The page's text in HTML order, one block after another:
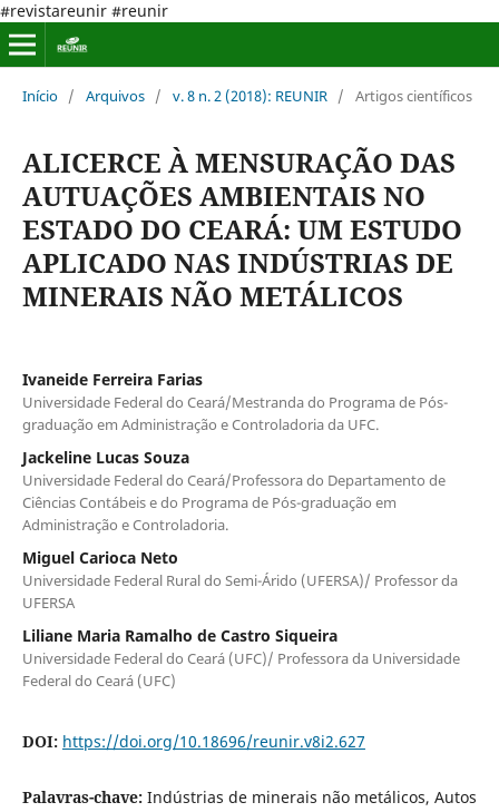
#revistareunir #reunir
Início / Arquivos / v. 8 n. 2 (2018): REUNIR / Artigos científicos
ALICERCE À MENSURAÇÃO DAS
AUTUAÇÕES AMBIENTAIS NO
ESTADO DO CEARÁ: UM ESTUDO
APLICADO NAS INDÚSTRIAS DE
MINERAIS NÃO METÁLICOS
Ivaneide Ferreira Farias
Universidade Federal do Ceará/Mestranda do Programa de Pós-
graduação em Administração e Controladoria da UFC.
Jackeline Lucas Souza
Universidade Federal do Ceará/Professora do Departamento de
Ciências Contábeis e do Programa de Pós-graduação em
Administração e Controladoria.
Miguel Carioca Neto
Universidade Federal Rural do Semi-Árido (UFERSA)/ Professor da
UFERSA
Liliane Maria Ramalho de Castro Siqueira
Universidade Federal do Ceará (UFC)/ Professora da Universidade
Federal do Ceará (UFC)
DOI: https://doi.org/10.18696/reunir.v8i2.627
Palavras-chave: Indústrias de minerais não metálicos, Autos